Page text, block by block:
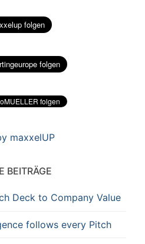
maxxelUP
BEITRÄGE
Deck to Company Value
follows every Pitch